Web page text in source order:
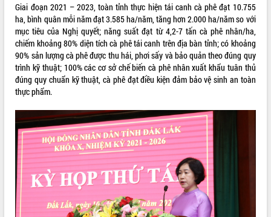
VIDEO
Loading the player...
Khám bệnh, cấp phát thuốc miễn phí
và tặng quà người dân xã Cư Pui
Hội nghị UBND tỉnh Đắk Lắk thường kỳ
Lễ truy tặng danh hiệu “Bà Mẹ Việt
Nam Anh hùng” và trao Huân chương
Lao động
UBND tỉnh Đắk Lắk triển khai nhiệm
vụ 6 tháng cuối năm 2026
Kỳ họp thứ Hai, Hội đồng nhân dân
tỉnh khóa XI quyết nghị nhiều nội dung
quan trọng
ALBUM ẢNH
Giai đoạn 2021 – 2023, toàn tỉnh thực hiện tái canh cà phê đạt 10.755
ha, bình quân mỗi năm đạt 3.585 ha/năm, tăng hơn 2.000 ha/năm so với
mục tiêu của Nghị quyết; năng suất đạt từ 4,2-7 tấn cà phê nhân/ha,
chiếm khoảng 80% diện tích cà phê tái canh trên địa bàn tỉnh; có khoảng
90% sản lượng cà phê được thu hái, phơi sấy và bảo quản theo đúng quy
trình kỹ thuật; 100% các cơ sở chế biến cà phê nhân xuất khẩu tuân thủ
đúng quy chuẩn kỹ thuật, cà phê đạt điều kiện đảm bảo vệ sinh an toàn
thực phẩm.